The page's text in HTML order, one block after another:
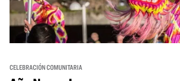
CELEBRACIÓN COMUNITARIA